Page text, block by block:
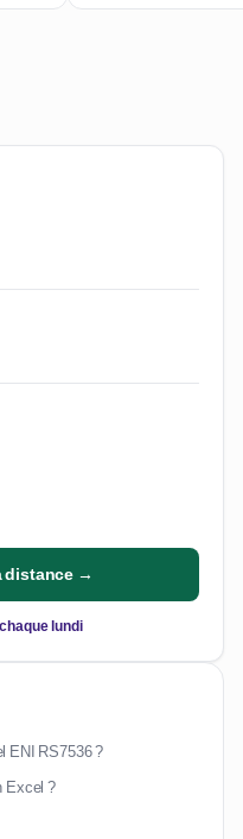
distance →
chaque lundi
ENI RS7536 ?
Excel ?